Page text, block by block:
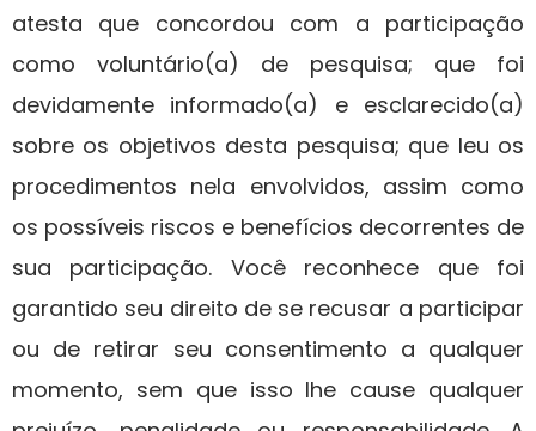
atesta que concordou com a participação
como voluntário(a) de pesquisa; que foi
devidamente informado(a) e esclarecido(a)
sobre os objetivos desta pesquisa; que leu os
procedimentos nela envolvidos, assim como
os possíveis riscos e benefícios decorrentes de
sua participação. Você reconhece que foi
garantido seu direito de se recusar a participar
ou de retirar seu consentimento a qualquer
momento, sem que isso lhe cause qualquer